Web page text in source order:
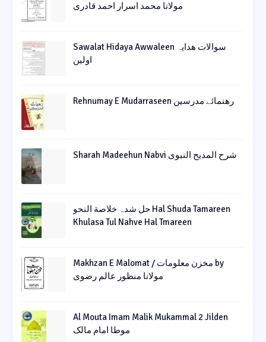
مولانا محمد اسرار احمد قادری
Sawalat Hidaya Awwaleen سوالات ھدایہ
اولین
Rehnumay E Mudarraseen رهنمائے مدرسین
Sharah Madeehun Nabvi شرح المدیح النبوی
حل شدہ خلاصة النحو Hal Shuda Tamareen
Khulasa Tul Nahve Hal Tmareen
Makhzan E Malomat / مخزن معلومات by
مولانا منظور عالم رضوی
Al Mouta Imam Malik Mukammal 2 Jilden
موطا امام مالک